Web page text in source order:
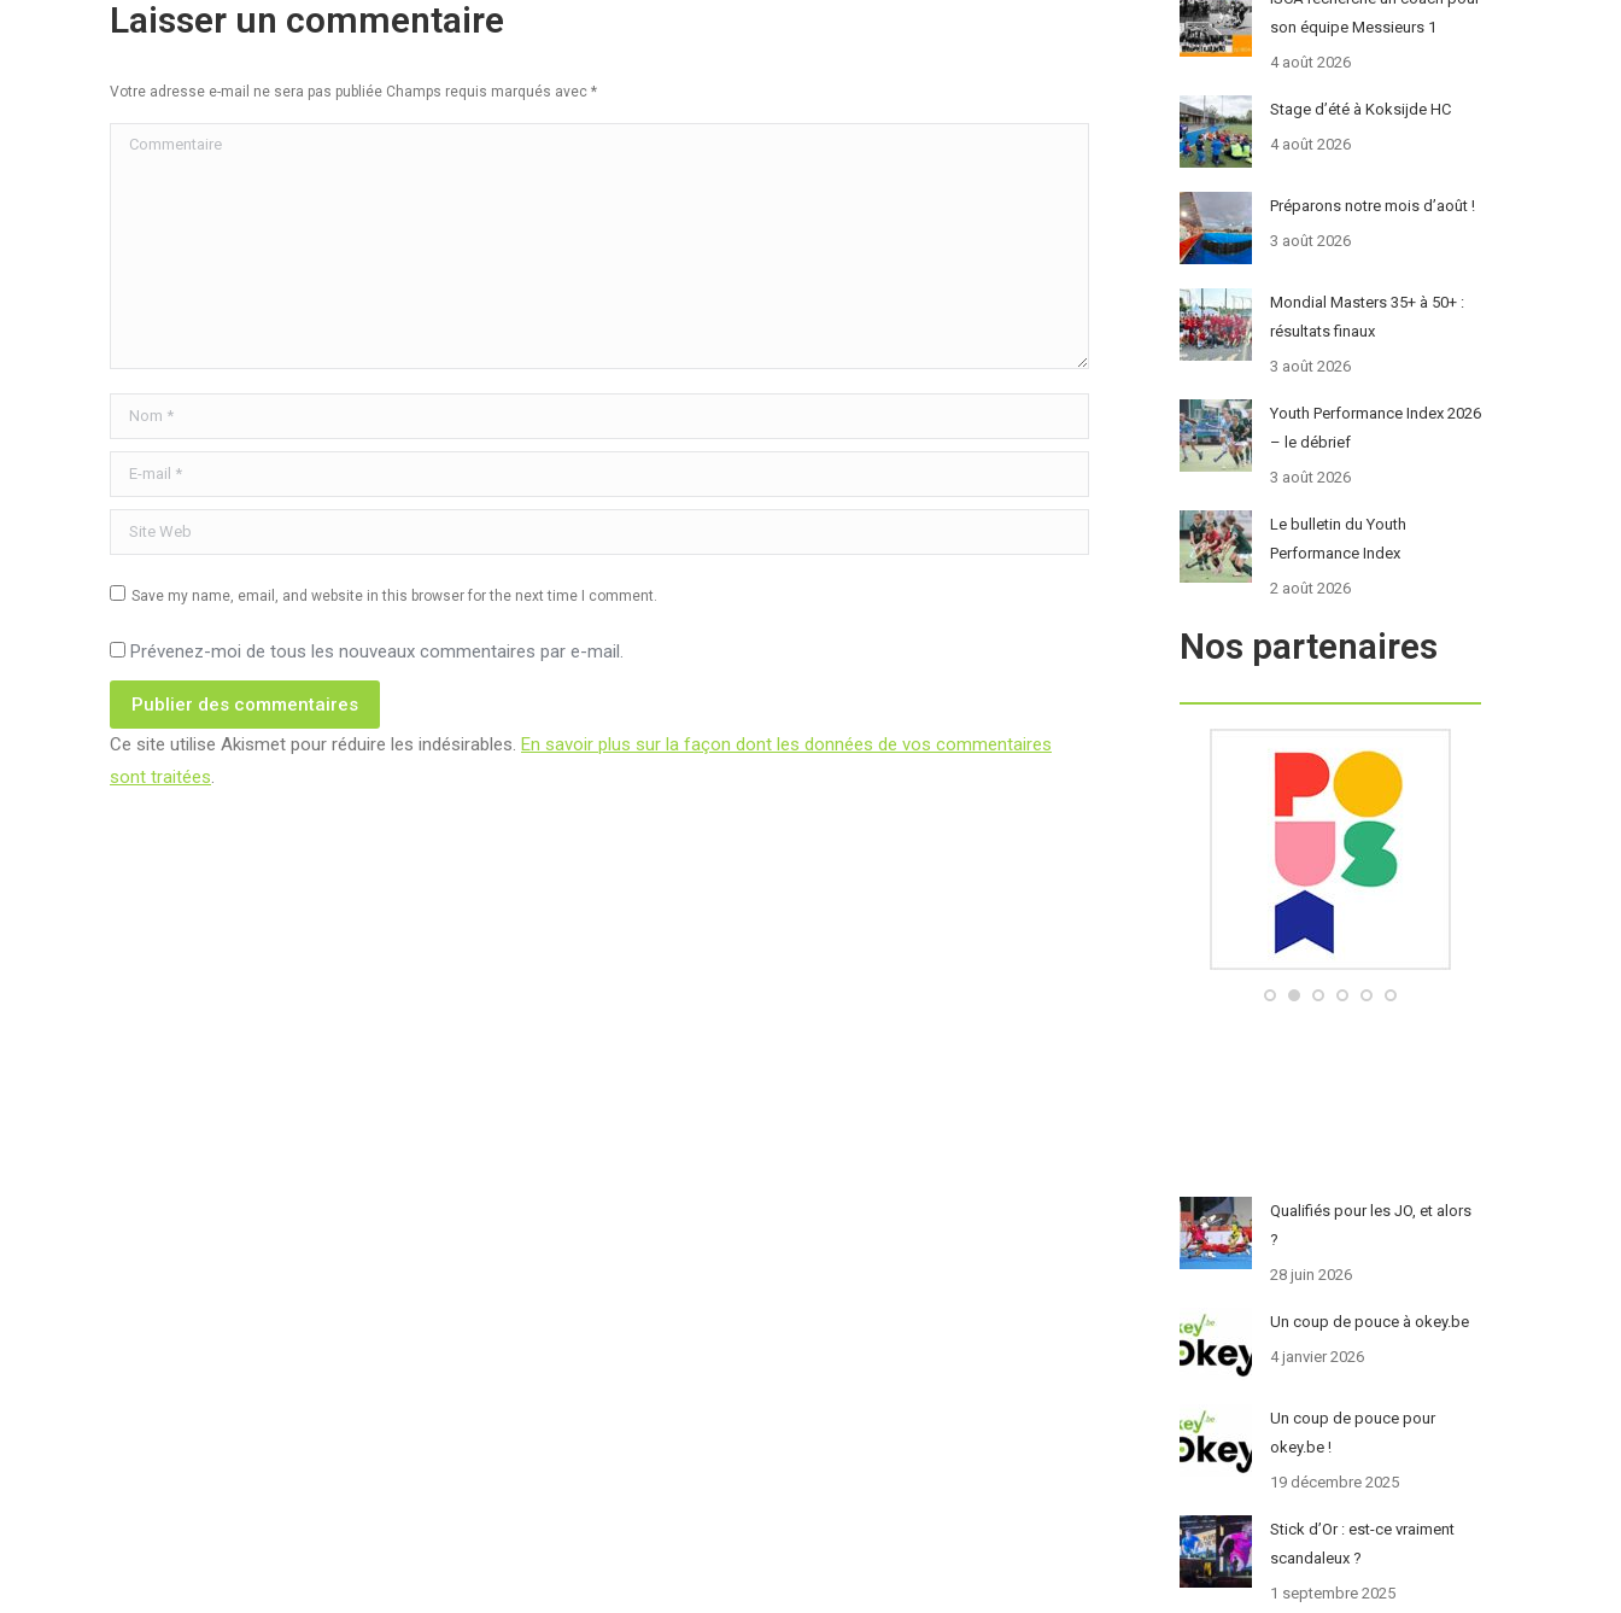
Laisser un commentaire
Votre adresse e-mail ne sera pas publiée Champs requis marqués avec *
Commentaire
Nom *
E-mail *
Site Web
Save my name, email, and website in this browser for the next time I comment.
Prévenez-moi de tous les nouveaux commentaires par e-mail.
Publier des commentaires
Ce site utilise Akismet pour réduire les indésirables. En savoir plus sur la façon dont les données de vos commentaires
sont traitées.
son équipe Messieurs 1
4 août 2026
Stage d’été à Koksijde HC
4 août 2026
Préparons notre mois d’août !
3 août 2026
Mondial Masters 35+ à 50+ :
résultats finaux
3 août 2026
Youth Performance Index 2026
– le débrief
3 août 2026
Le bulletin du Youth
Performance Index
2 août 2026
Nos partenaires
Qualifiés pour les JO, et alors
?
28 juin 2026
Un coup de pouce à okey.be
4 janvier 2026
Un coup de pouce pour
okey.be !
19 décembre 2025
Stick d’Or : est-ce vraiment
scandaleux ?
1 septembre 2025